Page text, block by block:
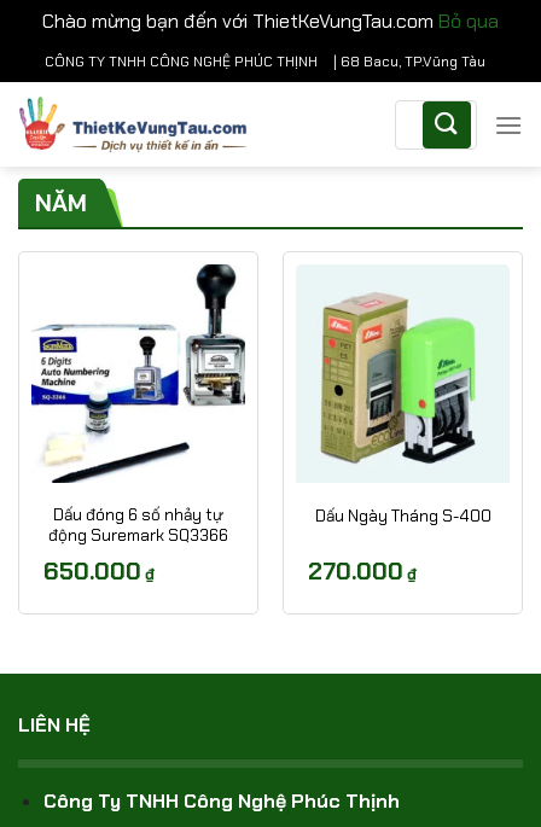
Chào mừng bạn đến với ThietKeVungTau.com Bỏ qua
Chuyển
đến
nội
dung
CÔNG TY TNHH CÔNG NGHỆ PHÚC THỊNH | 68 Bacu, TP.Vũng Tàu
kiếm:
NĂM
Dấu đóng 6 số nhảy tự
động Suremark SQ3366
650.000 ₫
Dấu Ngày Tháng S-400
270.000 ₫
LIÊN HỆ
Công Ty TNHH Công Nghệ Phúc Thịnh